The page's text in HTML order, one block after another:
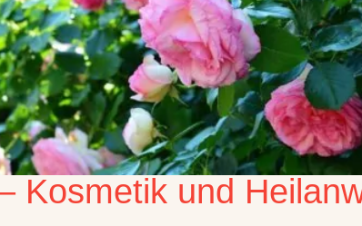
Kosmetik und